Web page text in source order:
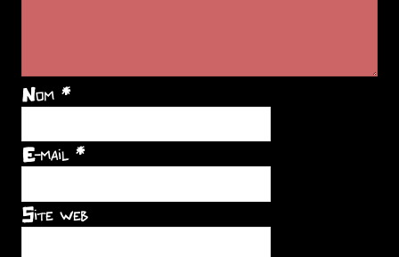
Nom *
E-mail *
Site web